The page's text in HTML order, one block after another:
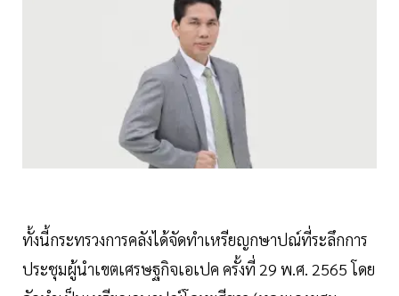
ทั้งนี้กระทรวงการคลังได้จัดทำเหรียญกษาปณ์ที่ระลึกการ
ประชุมผู้นำเขตเศรษฐกิจเอเปค ครั้งที่ 29 พ.ศ. 2565 โดย